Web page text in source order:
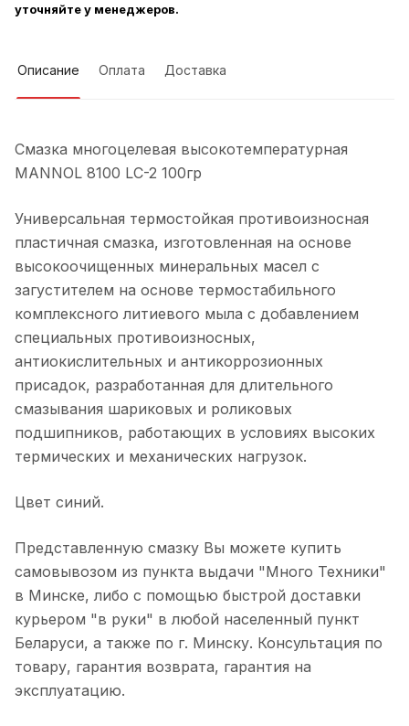
уточняйте у менеджеров.
Описание Оплата Доставка
Смазка многоцелевая высокотемпературная
MANNOL 8100 LC-2 100гр
Универсальная термостойкая противоизносная
пластичная смазка, изготовленная на основе
высокоочищенных минеральных масел с
загустителем на основе термостабильного
комплексного литиевого мыла с добавлением
специальных противоизносных,
антиокислительных и антикоррозионных
присадок, разработанная для длительного
смазывания шариковых и роликовых
подшипников, работающих в условиях высоких
термических и механических нагрузок.
Цвет синий.
Представленную смазку Вы можете купить
самовывозом из пункта выдачи "Много Техники"
в Минске, либо с помощью быстрой доставки
курьером "в руки" в любой населенный пункт
Беларуси, а также по г. Минску. Консультация по
товару, гарантия возврата, гарантия на
эксплуатацию.